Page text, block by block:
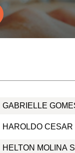
GABRIELLE
HAROLDO CESAR
HELTON MOLINA